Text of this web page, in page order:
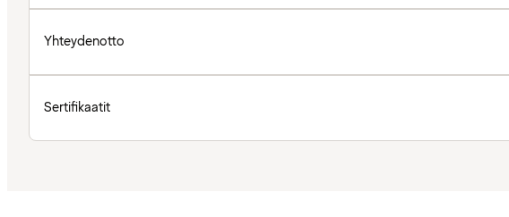
Yhteydenotto
Sertifikaatit